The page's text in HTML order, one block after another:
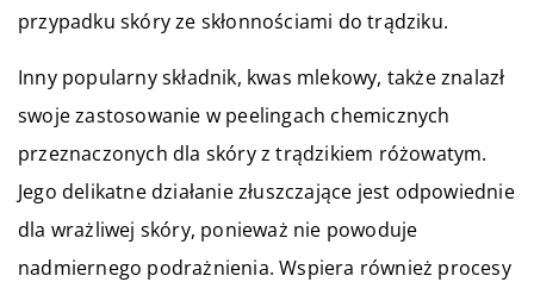
przypadku skóry ze skłonnościami do trądziku.
Inny popularny składnik, kwas mlekowy, także znalazł
swoje zastosowanie w peelingach chemicznych
przeznaczonych dla skóry z trądzikiem różowatym.
Jego delikatne działanie złuszczające jest odpowiednie
dla wrażliwej skóry, ponieważ nie powoduje
nadmiernego podrażnienia. Wspiera również procesy